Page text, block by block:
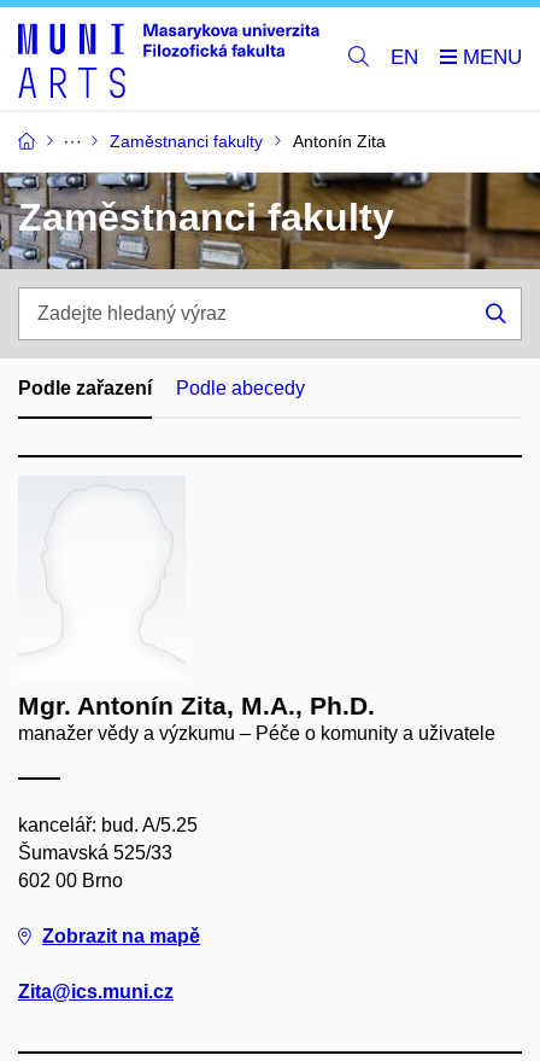
EN
Zaměstnanci fakulty Antonín Zita
Zaměstnanci fakulty
hledaný
výraz
Podle zařazení Podle abecedy
Mgr. Antonín Zita, M.A., Ph.D.
manažer vědy a výzkumu – Péče o komunity a uživatele
kancelář: bud. A/5.25
Šumavská 525/33
602 00 Brno
Zobrazit na mapě
Zita@ics.muni.cz